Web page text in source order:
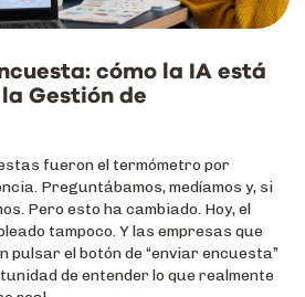
cómo la IA está
Gestión de
fueron el termómetro por
Preguntábamos, medíamos y, si
Pero esto ha cambiado. Hoy, el
tampoco. Y las empresas que
pulsar el botón de “enviar encuesta”
de entender lo que realmente